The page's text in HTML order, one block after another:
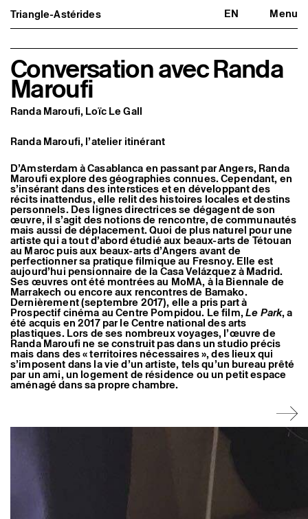
Triangle-Astérides EN Menu
Triangle-Astérides
Centre d’art contemporain
et résidence internationale d'artistes
Fermer
Présentation
À propos
Équipe et gouvernance
Partenaires et réseaux
Adhérer / nous soutenir
Informations pratiques
Programmation
Agenda : en cours et à venir
Expositions
Événements
Programmation éditoriale
Médiation
Publics associés
Les Nouveaux Commanditaires
Artistes résident·es et associé·es
Résident·es
Artistes associé·es
Hors-les-murs
Ancien·nes résident·es et artistes associé·es
Conversation avec Randa
Maroufi
Randa Maroufi, Loïc Le Gall
Randa Maroufi, l’atelier itinérant
D’Amsterdam à Casablanca en passant par Angers, Randa
Maroufi explore des géographies connues. Cependant, en
s’insérant dans des interstices et en développant des
récits inattendus, elle relit des histoires locales et destins
personnels. Des lignes directrices se dégagent de son
œuvre, il s’agit des notions de rencontre, de communautés
mais aussi de déplacement. Quoi de plus naturel pour une
artiste qui a tout d’abord étudié aux beaux-arts de Tétouan
au Maroc puis aux beaux-arts d’Angers avant de
perfectionner sa pratique filmique au Fresnoy. Elle est
aujourd’hui pensionnaire de la Casa Velázquez à Madrid.
Ses œuvres ont été montrées au MoMA, à la Biennale de
Marrakech ou encore aux rencontres de Bamako.
Dernièrement (septembre 2017), elle a pris part à
Prospectif cinéma au Centre Pompidou. Le film,Le Park, a
été acquis en 2017 par le Centre national des arts
plastiques. Lors de ses nombreux voyages, l’œuvre de
Randa Maroufi ne se construit pas dans un studio précis
mais dans des « territoires nécessaires », des lieux qui
s’imposent dans la vie d’un artiste, tels qu’un bureau prêté
par un ami, un logement de résidence ou un petit espace
aménagé dans sa propre chambre.